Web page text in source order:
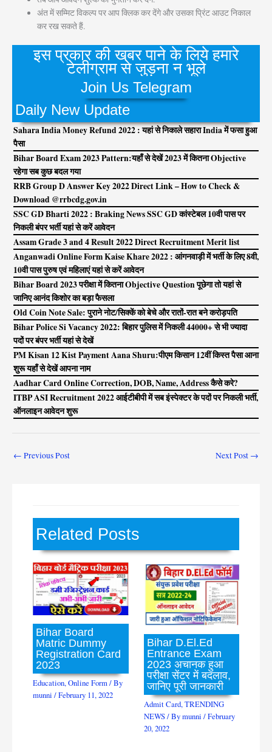
अंत में सम्मिट विकल्प पर आप क्लिक कर देंगे और उसका प्रिंट आउट निकाल
कर रख सकते हैं.
इस प्रकार की खबर पाने के लिये हमारे
टेलीग्राम से जुड़ना न भूले
Join Us Telegram
Daily New Update
Sahara India Money Refund 2022 : यहां से निकाले सहारा India में फसा हुआ
पैसा
Bihar Board Exam 2023 Pattern:यहाँ से देखें 2023 में कितना Objective
रहेगा सब कुछ बदल गया
RRB Group D Answer Key 2022 Direct Link – How to Check &
Download @rrbcdg.gov.in
SSC GD Bharti 2022 : Braking News SSC GD कांस्टेबल 10वी पास पर
निकली बंपर भर्ती यहां से करें आवेदन
Assam Grade 3 and 4 Result 2022 Direct Recruitment Merit list
Anganwadi Online Form Kaise Khare 2022 : आंगनवाड़ी में भर्ती के लिए 8वी,
10वी पास पुरुष एवं महिलाएं यहां से करें आवेदन
Bihar Board 2023 परीक्षा में कितना Objective Question पूछेगा तो यहां से
जानिए आनंद किशोर का बड़ा फैसला
Old Coin Note Sale: पुराने नोट/सिक्कें को बेचे और रातों-रात बने करोड़पति
Bihar Police Si Vacancy 2022: बिहार पुलिस में निकली 44000+ से भी ज्यादा
पदों पर बंपर भर्ती यहां से देखें
PM Kisan 12 Kist Payment Aana Shuru:पीएम किसान 12वीं किस्त पैसा आना
शुरू यहाँ से देखें आपना नाम
Aadhar Card Online Correction, DOB, Name, Address कैसे करे?
ITBP ASI Recruitment 2022 आईटीबीपी में सब इंस्पेक्टर के पदों पर निकली भर्ती,
ऑनलाइन आवेदन शुरू
← Previous Post Next Post →
Related Posts
Bihar Board
Matric Dummy
Registration Card
2023
Education,Online Form/ By
munni/February 11, 2022
Bihar D.El.Ed
Entrance Exam
2023 अचानक हुआ
परीक्षा सेंटर में बदलाव,
जानिए पूरी जानकारी
Admit Card,TRENDING
NEWS/ Bymunni /February
20, 2022